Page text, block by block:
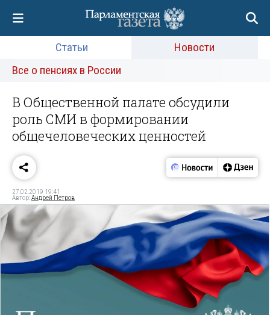
Статьи
Новости
Все о пенсиях в России
В Общественной палате обсудили
роль СМИ в формировании
общечеловеческих ценностей
27.02.2019 19:41
Автор:Андрей Петров